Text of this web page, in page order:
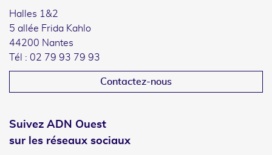
Halles 1&2
5 allée Frida Kahlo
44200 Nantes
Tél : 02 79 93 79 93
Contactez-nous
Suivez ADN Ouest
sur les réseaux sociaux